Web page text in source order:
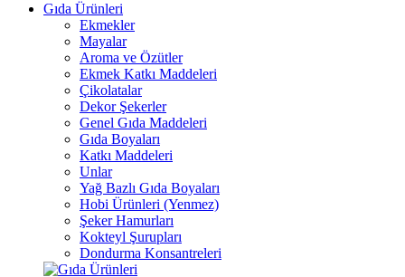
Gıda Ürünleri
Ekmekler
Mayalar
Aroma ve Özütler
Ekmek Katkı Maddeleri
Çikolatalar
Dekor Şekerler
Genel Gıda Maddeleri
Gıda Boyaları
Katkı Maddeleri
Unlar
Yağ Bazlı Gıda Boyaları
Hobi Ürünleri (Yenmez)
Şeker Hamurları
Kokteyl Şurupları
Dondurma Konsantreleri